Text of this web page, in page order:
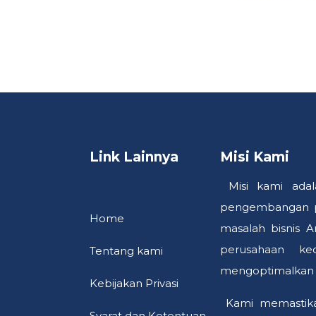
Link Lainnya
Home
Tentang kami
Kebija​kan P​riva​si
Misi Kami
Misi kami
pengembangan
masalah bisnis
perusahaan
mengoptimalkan
Kami